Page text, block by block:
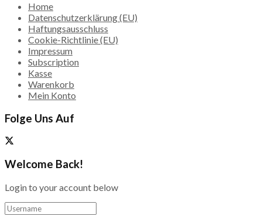
Home
Datenschutzerklärung (EU)
Haftungsausschluss
Cookie-Richtlinie (EU)
Impressum
Subscription
Kasse
Warenkorb
Mein Konto
Folge Uns Auf
Welcome Back!
Login to your account below